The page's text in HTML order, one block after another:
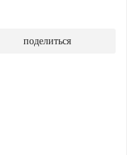
поделиться